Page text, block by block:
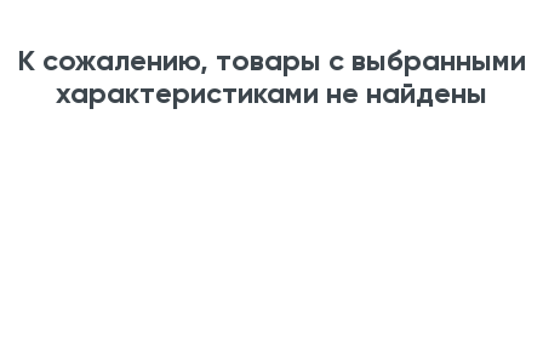
К сожалению, товары с выбранными
характеристиками не найдены